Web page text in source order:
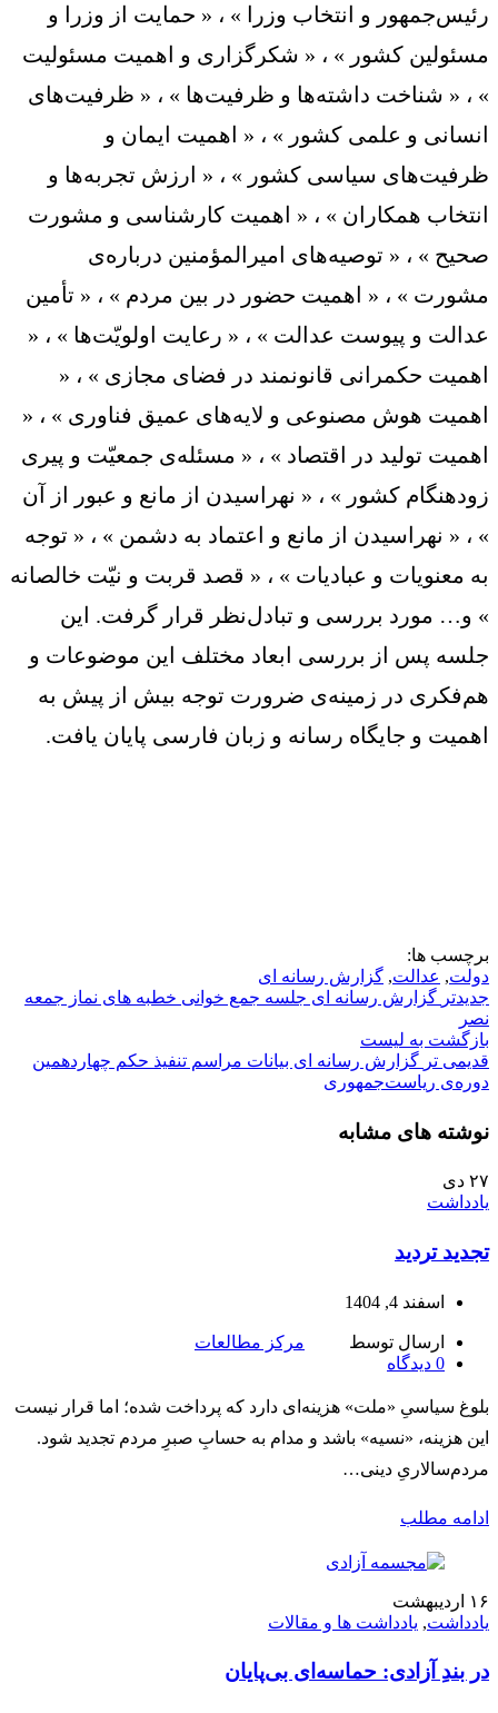
رئیس‌جمهور و انتخاب وزرا » ، « حمایت از وزرا و
مسئولین کشور » ، « شکرگزاری و اهمیت مسئولیت
» ، « شناخت داشته‌ها و ظرفیت‌ها » ، « ظرفیت‌های
انسانی و علمی کشور » ، « اهمیت ایمان و
ظرفیت‌های سیاسی کشور » ، « ارزش تجربه‌ها و
انتخاب همکاران » ، « اهمیت کارشناسی و مشورت
صحیح » ، « توصیه‌های امیرالمؤمنین درباره‌ی
مشورت » ، « اهمیت حضور در بین مردم » ، « تأمین
عدالت و پیوست عدالت » ، « رعایت اولویّت‌ها » ، «
اهمیت حکمرانی قانونمند در فضای مجازی » ، «
اهمیت هوش مصنوعی و لایه‌های عمیق فناوری » ، «
اهمیت تولید در اقتصاد » ، « مسئله‌ی جمعیّت و پیری
زودهنگام کشور » ، « نهراسیدن از مانع و عبور از آن
» ، « نهراسیدن از مانع و اعتماد به دشمن » ، « توجه
به معنویات و عبادیات » ، « قصد قربت و نیّت خالصانه
» و… مورد بررسی و تبادل‌نظر قرار گرفت. این
جلسه پس از بررسی ابعاد مختلف این موضوعات و
هم‌فکری در زمینه‌ی ضرورت توجه بیش از پیش به
اهمیت و جایگاه رسانه و زبان فارسی پایان یافت.
برچسب ها:
دولت, عدالت, گزارش رسانه ای
جدیدتر گزارش رسانه ای جلسه جمع خوانی خطبه های نماز جمعه
نصر
بازگشت به لیست
قدیمی تر گزارش رسانه ای بیانات مراسم تنفیذ حکم چهاردهمین
دوره‌ی ریاست‌جمهوری
نوشته های مشابه
۲۷ دی
یادداشت
تجدید تردید
اسفند 4, 1404
ارسال توسط
مرکز مطالعات
0 دیدگاه
بلوغ سیاسیِ «ملت» هزینه‌ای دارد که پرداخت شده؛ اما قرار نیست
این هزینه، «نسیه» باشد و مدام به حسابِ صبرِ مردم تجدید شود.
مردم‌سالاریِ دینی…
ادامه مطلب
۱۶
اردیبهشت
یادداشت, یادداشت ها و مقالات
در بندِ آزادی: حماسه‌ای بی‌پایان